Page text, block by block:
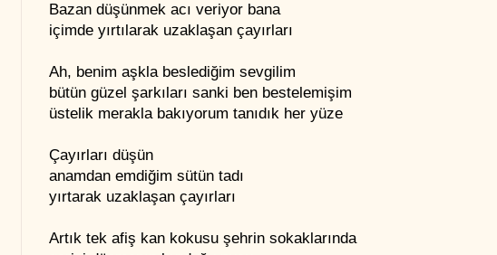
Bazan düşünmek acı veriyor bana
içimde yırtılarak uzaklaşan çayırları
Ah, benim aşkla beslediğim sevgilim
bütün güzel şarkıları sanki ben bestelemişim
üstelik merakla bakıyorum tanıdık her yüze
Çayırları düşün
anamdan emdiğim sütün tadı
yırtarak uzaklaşan çayırları
Artık tek afiş kan kokusu şehrin sokaklarında